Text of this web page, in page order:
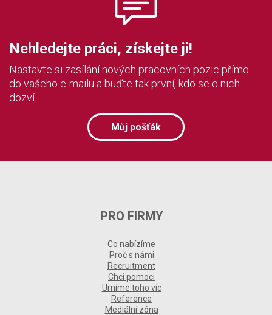
Nehledejte práci, získejte ji!
Nastavte si zasílání nových pracovních pozic přímo
do vašeho e-mailu a buďte tak první, kdo se o nich
dozví.
Můj pošťák
PRO FIRMY
Co nabízíme
Proč s námi
Recruitment
Chci pomoci
Umíme toho víc
Reference
Mediální zóna